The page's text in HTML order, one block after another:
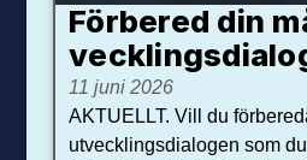
Förbered din
11 juni 2026
AKTUELLT. Vill du
utvecklingsdialogen som